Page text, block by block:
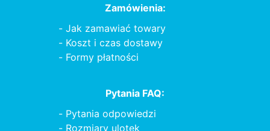
Zamówienia:
Jak zamawiać towary
Koszt i czas dostawy
Formy płatności
Pytania FAQ:
Pytania odpowiedzi
Rozmiary ulotek